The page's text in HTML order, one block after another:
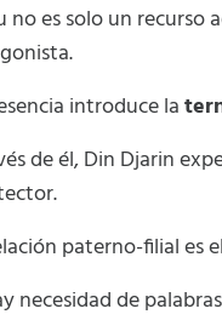
no es solo un recurso
introduce la
de él, Din Djarin
paterno-filial es
necesidad de